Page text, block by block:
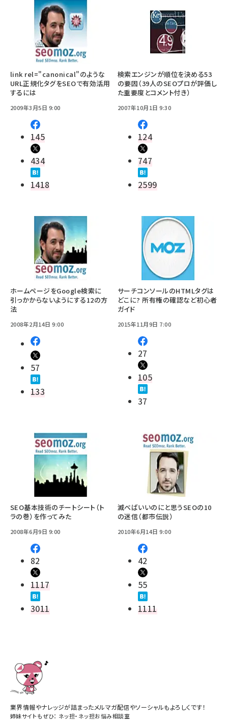
link rel="canonical"のような
URL正規化タグをSEOで有効活用
するには
2009年3月5日 9:00
145
434
1418
検索エンジンが順位を決める53
の要因（39人のSEOプロが評価し
た重要度とコメント付き）
2007年10月1日 9:30
124
747
2599
ホームページをGoogle検索に
引っかからないようにする12の方
法
2008年2月14日 9:00
57
133
サーチコンソールのHTMLタグは
どこに? 所有権の確認など初心者
ガイド
2015年11月9日 7:00
27
105
37
SEO基本技術のチートシート（ト
ラの巻）を作ってみた
2008年6月9日 9:00
82
1117
3011
滅べばいいのにと思うSEOの10
の迷信（都市伝説）
2010年6月14日 9:00
42
55
1111
業界情報やナレッジが詰まったメルマガ配信やソーシャルもよろしくです！
姉妹サイトもぜひ： ネッ担・ ネッ担お悩み相談室